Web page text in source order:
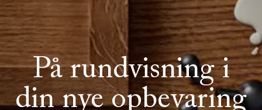
På rundvisning i
din nye opbevaring